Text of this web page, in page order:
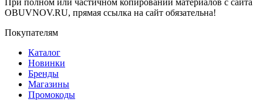
При полном или частичном копировании материалов с сайта
OBUVNOV.RU, прямая ссылка на сайт обязательна!
Покупателям
Каталог
Новинки
Бренды
Магазины
Промокоды